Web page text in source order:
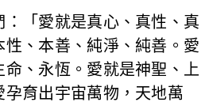
「愛就是真心、真性、真
、本善、純淨、純善。愛
、永恆。愛就是神聖、上
育出宇宙萬物，天地萬